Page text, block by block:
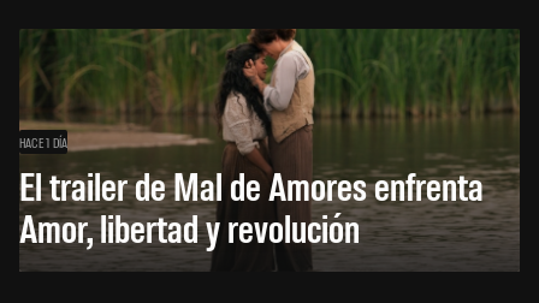
HACE 1 DÍA
El trailer de Mal de Amores enfrenta
Amor, libertad y revolución